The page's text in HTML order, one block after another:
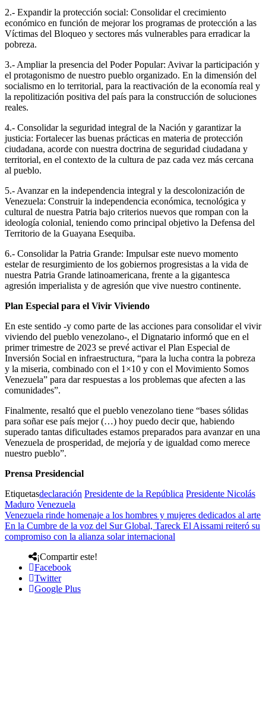
2.- Expandir la protección social: Consolidar el crecimiento
económico en función de mejorar los programas de protección a las
Víctimas del Bloqueo y sectores más vulnerables para erradicar la
pobreza.
3.- Ampliar la presencia del Poder Popular: Avivar la participación y
el protagonismo de nuestro pueblo organizado. En la dimensión del
socialismo en lo territorial, para la reactivación de la economía real y
la repolitización positiva del país para la construcción de soluciones
reales.
4.- Consolidar la seguridad integral de la Nación y garantizar la
justicia: Fortalecer las buenas prácticas en materia de protección
ciudadana, acorde con nuestra doctrina de seguridad ciudadana y
territorial, en el contexto de la cultura de paz cada vez más cercana
al pueblo.
5.- Avanzar en la independencia integral y la descolonización de
Venezuela: Construir la independencia económica, tecnológica y
cultural de nuestra Patria bajo criterios nuevos que rompan con la
ideología colonial, teniendo como principal objetivo la Defensa del
Territorio de la Guayana Esequiba.
6.- Consolidar la Patria Grande: Impulsar este nuevo momento
estelar de resurgimiento de los gobiernos progresistas a la vida de
nuestra Patria Grande latinoamericana, frente a la gigantesca
agresión imperialista y de agresión que vive nuestro continente.
Plan Especial para el Vivir Viviendo
En este sentido -y como parte de las acciones para consolidar el vivir
viviendo del pueblo venezolano-, el Dignatario informó que en el
primer trimestre de 2023 se prevé activar el Plan Especial de
Inversión Social en infraestructura, “para la lucha contra la pobreza
y la miseria, combinado con el 1×10 y con el Movimiento Somos
Venezuela” para dar respuestas a los problemas que afecten a las
comunidades”.
Finalmente, resaltó que el pueblo venezolano tiene “bases sólidas
para soñar ese país mejor (…) hoy puedo decir que, habiendo
superado tantas dificultades estamos preparados para avanzar en una
Venezuela de prosperidad, de mejoría y de igualdad como merece
nuestro pueblo”.
Prensa Presidencial
Etiquetasdeclaración Presidente de la República Presidente Nicolás
Maduro Venezuela
Venezuela rinde homenaje a los hombres y mujeres dedicados al arte
En la Cumbre de la voz del Sur Global, Tareck El Aissami reiteró su
compromiso con la alianza solar internacional
¡Compartir este!
Facebook
Twitter
Google Plus